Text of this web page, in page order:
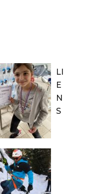
LI
E
N
S